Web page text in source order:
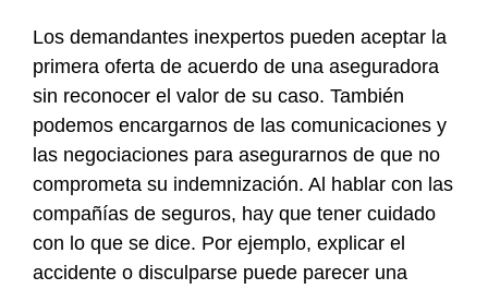
Los demandantes inexpertos pueden aceptar la
primera oferta de acuerdo de una aseguradora
sin reconocer el valor de su caso. También
podemos encargarnos de las comunicaciones y
las negociaciones para asegurarnos de que no
comprometa su indemnización. Al hablar con las
compañías de seguros, hay que tener cuidado
con lo que se dice. Por ejemplo, explicar el
accidente o disculparse puede parecer una